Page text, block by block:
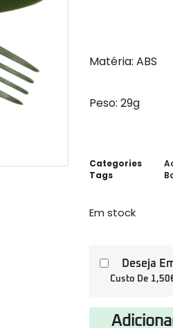
Matéria: ABS
Peso: 29g
Categories
Tags
Em stock
Deseja
Custo De